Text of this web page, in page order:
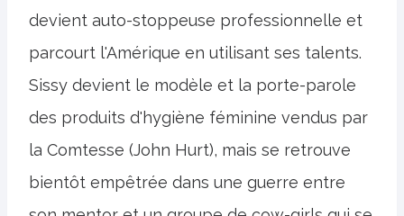
devient auto-stoppeuse professionnelle et
parcourt l'Amérique en utilisant ses talents.
Sissy devient le modèle et la porte-parole
des produits d'hygiène féminine vendus par
la Comtesse (John Hurt), mais se retrouve
bientôt empêtrée dans une guerre entre